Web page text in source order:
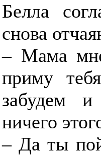
Белла
снова
– Мама
приму
забудем
ничего
– Да ты